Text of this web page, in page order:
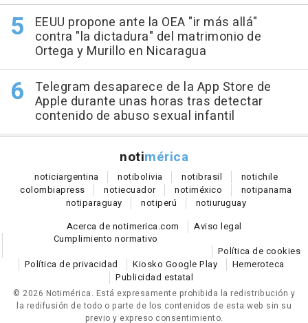
EEUU propone ante la OEA "ir más allá"
contra "la dictadura" del matrimonio de
Ortega y Murillo en Nicaragua
Telegram desaparece de la App Store de
Apple durante unas horas tras detectar
contenido de abuso sexual infantil
notimérica
noticiargentina notibolivia notibrasil notichile
colombiapress notiecuador notiméxico notipanama
notiparaguay notiperú notiuruguay
Acerca de notimerica.com
Aviso legal
Cumplimiento normativo
Política de cookies
Política de privacidad
Kiosko Google Play
Hemeroteca
Publicidad estatal
© 2026 Notimérica. Está expresamente prohibida la redistribución y
la redifusión de todo o parte de los contenidos de esta web sin su
previo y expreso consentimiento.